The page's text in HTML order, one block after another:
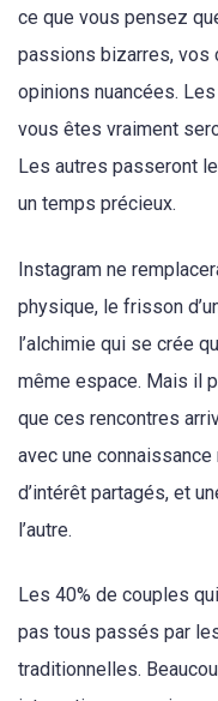
ce que vous pensez
passions bizarres, vos
opinions nuancées.
vous êtes vraiment
Les autres passeront
un temps précieux.
Instagram ne
physique, le frisson
l’alchimie qui se crée
même espace. Mais il
que ces rencontres
avec une
d’intérêt partagés, et
l’autre.
Les 40% de couples
pas tous passés par
traditionnelles.